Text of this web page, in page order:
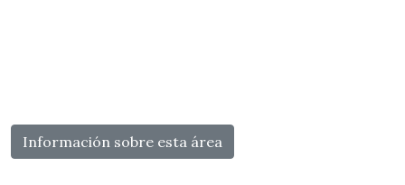
Información sobre esta área